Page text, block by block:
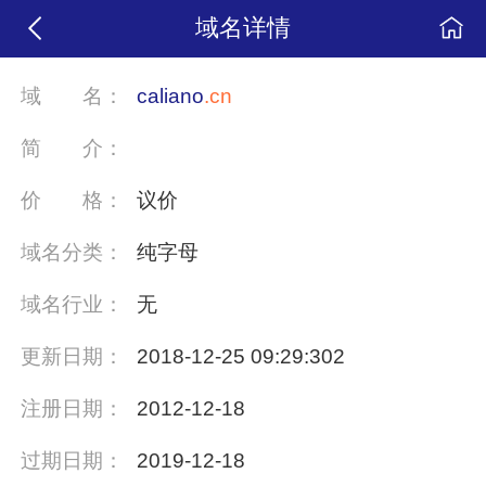
域名详情
域名： caliano.cn
简 介：
价格： 议价
域名分类： 纯字母
域名行业： 无
更新日期： 2018-12-25 09:29:302
注册日期： 2012-12-18
过期日期： 2019-12-18